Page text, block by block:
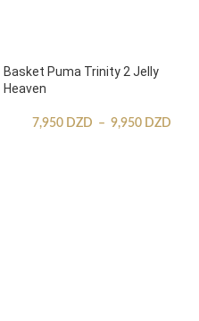
Basket Puma Trinity 2 Jelly
Heaven
7,950 DZD – 9,950 DZD